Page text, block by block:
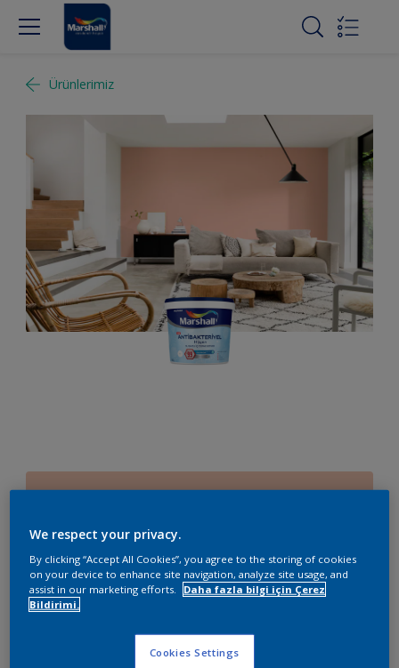
Ürünlerimiz
60YR 65/196
Boyut
2,5 L 15 L
We respect your privacy.
By clicking “Accept All Cookies”, you agree to the storing of cookies
on your device to enhance site navigation, analyze site usage, and
assist in our marketing efforts.
Daha fazla bilgi için Çerez
Bildirimi.
Cookies Settings